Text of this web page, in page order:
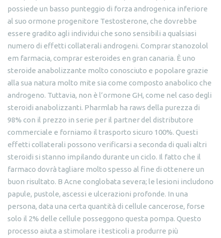
possiede un basso punteggio di forza androgenica inferiore
al suo ormone progenitore Testosterone, che dovrebbe
essere gradito agli individui che sono sensibili a qualsiasi
numero di effetti collaterali androgeni. Comprar stanozolol
em farmacia, comprar esteroides en gran canaria. È uno
steroide anabolizzante molto conosciuto e popolare grazie
alla sua natura molto mite sia come composto anabolico che
androgeno. Tuttavia, non è l’ormone GH, come nel caso degli
steroidi anabolizzanti. Pharmlab ha raws della purezza di
98% con il prezzo in serie per il partner del distributore
commerciale e forniamo il trasporto sicuro 100%. Questi
effetti collaterali possono verificarsi a seconda di quali altri
steroidi si stanno impilando durante un ciclo. Il fatto che il
farmaco dovrà tagliare molto spesso al fine di ottenere un
buon risultato. B Acne conglobata severa; le lesioni includono
papule, pustole, ascessi e ulcerazioni profonde. In una
persona, data una certa quantità di cellule cancerose, forse
solo il 2% delle cellule posseggono questa pompa. Questo
processo aiuta a stimolare i testicoli a produrre più